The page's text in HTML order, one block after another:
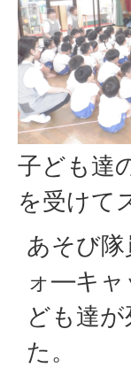
子ども達
を受けて
あそび
ォ―キャ
ども達
た。